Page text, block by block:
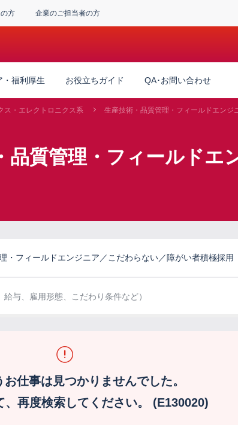
方 企業のご担当者の方
・福利厚生 お役立ちガイド QA･お問い合わせ
ス・エレクトロニクス系 生産技術・品質管理・フィールドエンジ
品質管理・フィールド
・フィールドエンジニア／こだわらない／障がい者積極採用
給与、雇用形態、こだわり条件など）
仕事は見つかりませんでした。
、再度検索してください。 (E130020)